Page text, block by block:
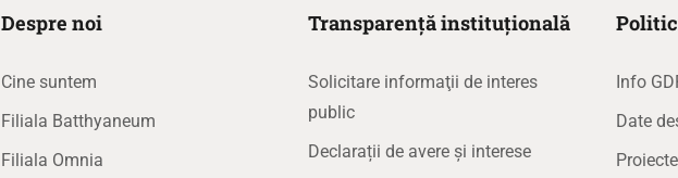
Despre noi
Cine suntem
Filiala Batthyaneum
Filiala Omnia
Transparență instituțională
Solicitare informaţii de interes
public
Declarații de avere și interese
Info
Date